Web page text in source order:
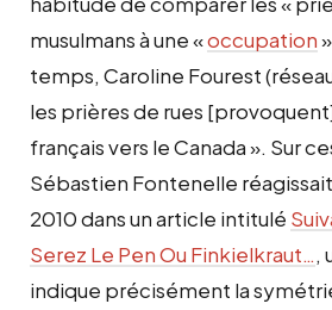
musulmans à une «occupation
temps, Caroline Fourest
les prières de rues
français vers le Canada». Sur
Sébastien Fontenelle
2010 dans un article intitulé
Serez Le Pen Ou Finkielkraut…,
indique précisément la